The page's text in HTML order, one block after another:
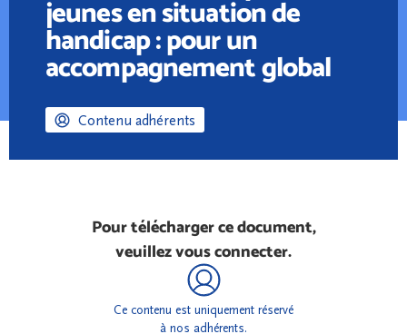
jeunes en situation de
handicap : pour un
accompagnement global
Contenu adhérents
Pour télécharger ce document,
veuillez vous connecter.
Ce contenu est uniquement réservé
à nos adhérents.